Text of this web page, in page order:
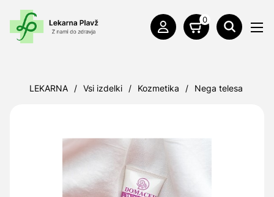
0
LEKARNA / Vsi izdelki / Kozmetika / Nega telesa